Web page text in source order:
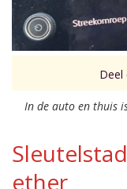
Deel
In de auto en thuis
ether